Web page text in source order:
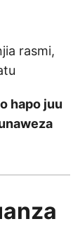
rasmi,
hapo juu